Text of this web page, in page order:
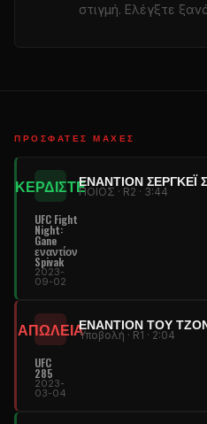
στιγμή. Ελέγξτε
ΠΡΌΣΦΑΤΕΣ ΜΆΧΕΣ
ΚΕΡΔΙΣΤΕΕΝΑΝΤΊΟΝ ΣΕΡΓΚΈΙ
ΠΟΙΟΣ · R2 · 3:44
UFC Fight
Night:
Gane
εναντίον
Spivak
2023-
09-02
ΑΠΩΛΕΙΑΕΝΑΝΤΊΟΝ ΤΟΥ
Υποβολή · R1 · 2:04
UFC
285
2023-
03-04